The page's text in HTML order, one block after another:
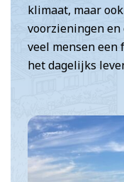
klimaat, maar
voorzieningen
veel mensen
het dagelijks